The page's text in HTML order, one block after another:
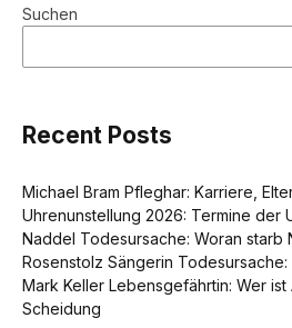
Suchen
Recent Posts
Michael Bram Pfleghar: Karriere,
Uhrenunstellung 2026: Termine der
Naddel Todesursache: Woran starb
Rosenstolz Sängerin Todesursache:
Mark Keller Lebensgefährtin: Wer ist
Scheidung